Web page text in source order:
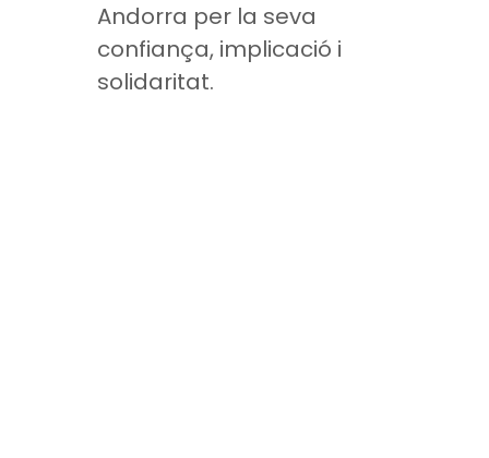
Andorra per la seva
confiança, implicació i
solidaritat.